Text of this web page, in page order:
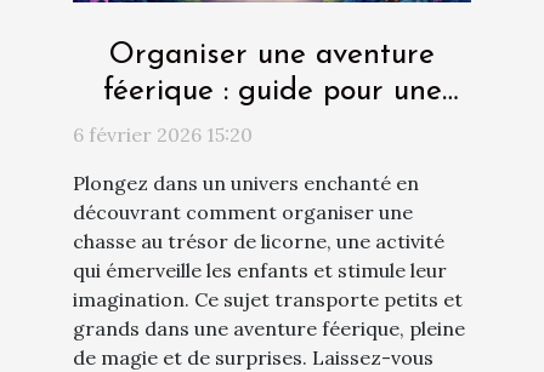
Organiser une aventure
féerique : guide pour une
chasse au trésor de licorne
6 février 2026 15:20
Plongez dans un univers enchanté en
découvrant comment organiser une
chasse au trésor de licorne, une activité
qui émerveille les enfants et stimule leur
imagination. Ce sujet transporte petits et
grands dans une aventure féerique, pleine
de magie et de surprises. Laissez-vous